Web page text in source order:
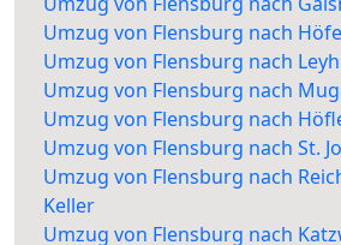
Umzug von Flensburg nach
Umzug von Flensburg nach Leyh
Umzug von Flensburg nach
Umzug von Flensburg nach
Umzug von Flensburg nach St.
Umzug von Flensburg nach
Keller
Umzug von Flensburg nach